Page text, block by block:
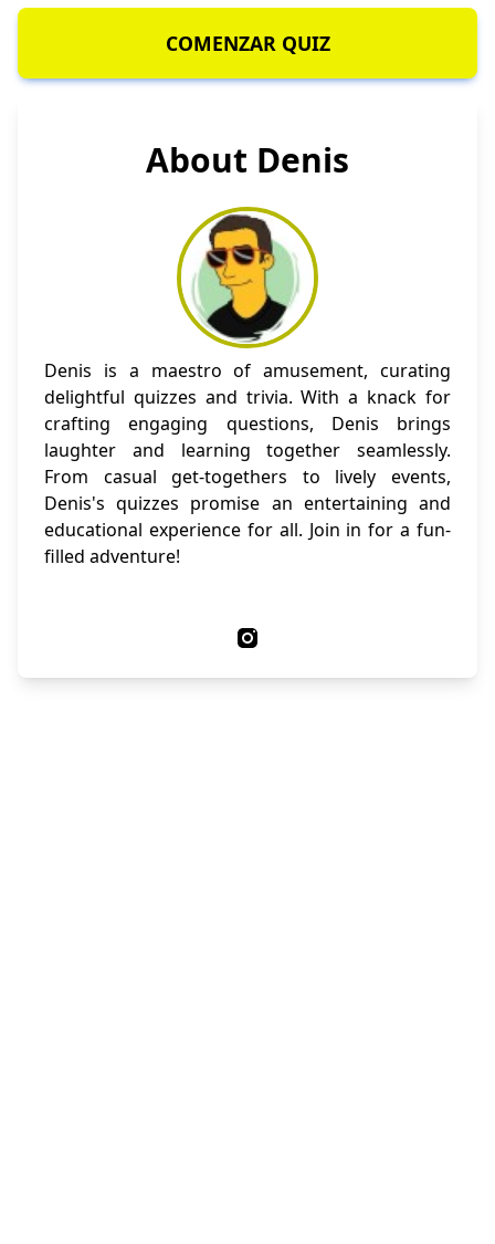
COMENZAR QUIZ
About Denis
Denis is a maestro of amusement, curating
delightful quizzes and trivia. With a knack for
crafting engaging questions, Denis brings
laughter and learning together seamlessly.
From casual get-togethers to lively events,
Denis's quizzes promise an entertaining and
educational experience for all. Join in for a fun-
filled adventure!